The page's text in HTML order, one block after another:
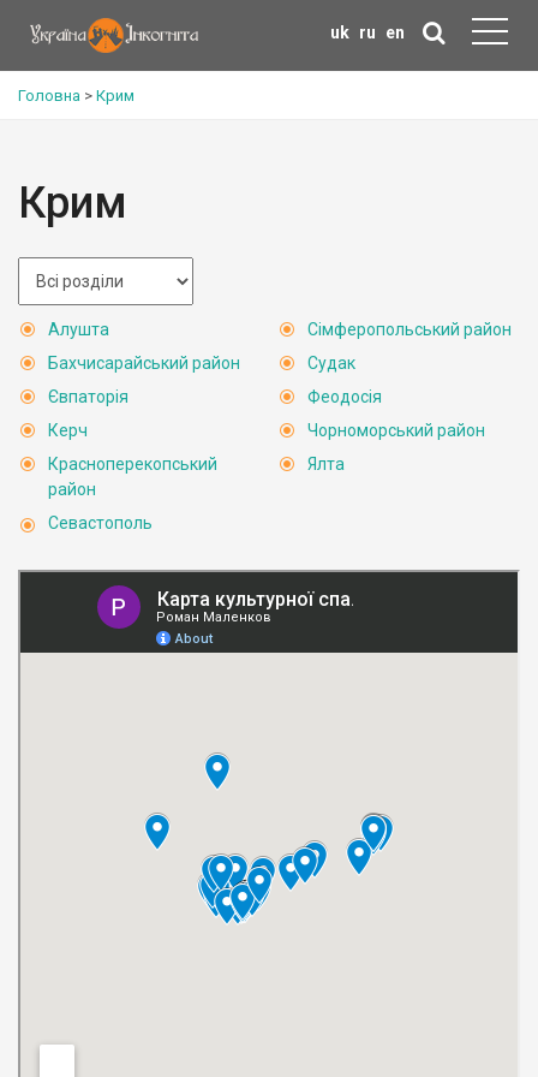
uk ru en
Головна > Крим
Крим
Алушта
Бахчисарайський район
Євпаторія
Керч
Красноперекопський
район
Севастополь
Сімферопольський район
Судак
Феодосія
Чорноморський район
Ялта